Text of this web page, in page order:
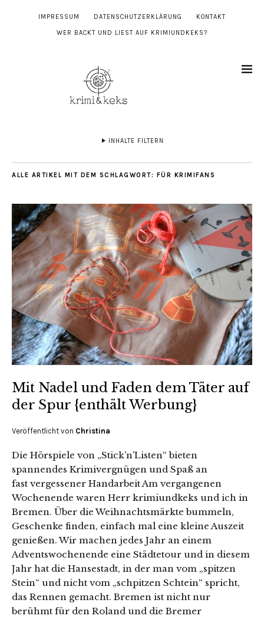
IMPRESSUM DATENSCHUTZERKLÄRUNG KONTAKT
WER BACKT UND LIEST AUF KRIMIUNDKEKS?
INHALTE FILTERN
ALLE ARTIKEL MIT DEM SCHLAGWORT: FÜR KRIMIFANS
Mit Nadel und Faden dem Täter auf
der Spur {enthält Werbung}
Veröffentlicht von Christina
Die Hörspiele von „Stick’n’Listen“ bieten
spannendes Krimivergnügen und Spaß an
fast vergessener Handarbeit Am vergangenen
Wochenende waren Herr krimiundkeks und ich in
Bremen. Über die Weihnachtsmärkte bummeln,
Geschenke finden, einfach mal eine kleine Auszeit
genießen. Wir machen jedes Jahr an einem
Adventswochenende eine Städtetour und in diesem
Jahr hat die Hansestadt, in der man vom „spitzen
Stein“ und nicht vom „schpitzen Schtein“ spricht,
das Rennen gemacht. Bremen ist nicht nur
berühmt für den Roland und die Bremer